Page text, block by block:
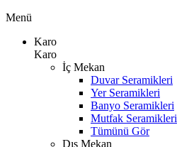
Menü
Karo
Karo
İç Mekan
Duvar Seramikleri
Yer Seramikleri
Banyo Seramikleri
Mutfak Seramikleri
Tümünü Gör
Dış Mekan